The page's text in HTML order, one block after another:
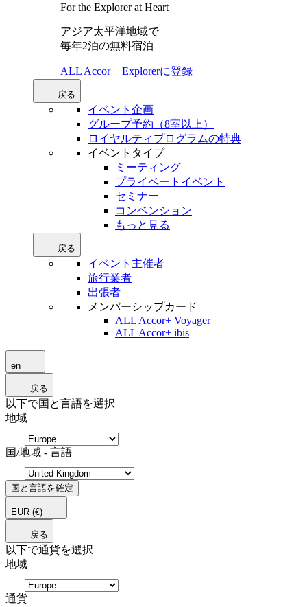
For the Explorer at Heart
アジア太平洋地域で
毎年2泊の無料宿泊
ALL Accor + Explorerに登録
戻る
イベント企画
グループ予約（8室以上）
ロイヤルティプログラムの特典
イベントタイプ
ミーティング
プライベートイベント
セミナー
コンベンション
もっと見る
戻る
イベント主催者
旅行業者
出張者
メンバーシップカード
ALL Accor+ Voyager
ALL Accor+ ibis
en
戻る
以下で国と言語を選択
地域
国/地域 - 言語
国と言語を確定
EUR (€)
戻る
以下で通貨を選択
地域
通貨